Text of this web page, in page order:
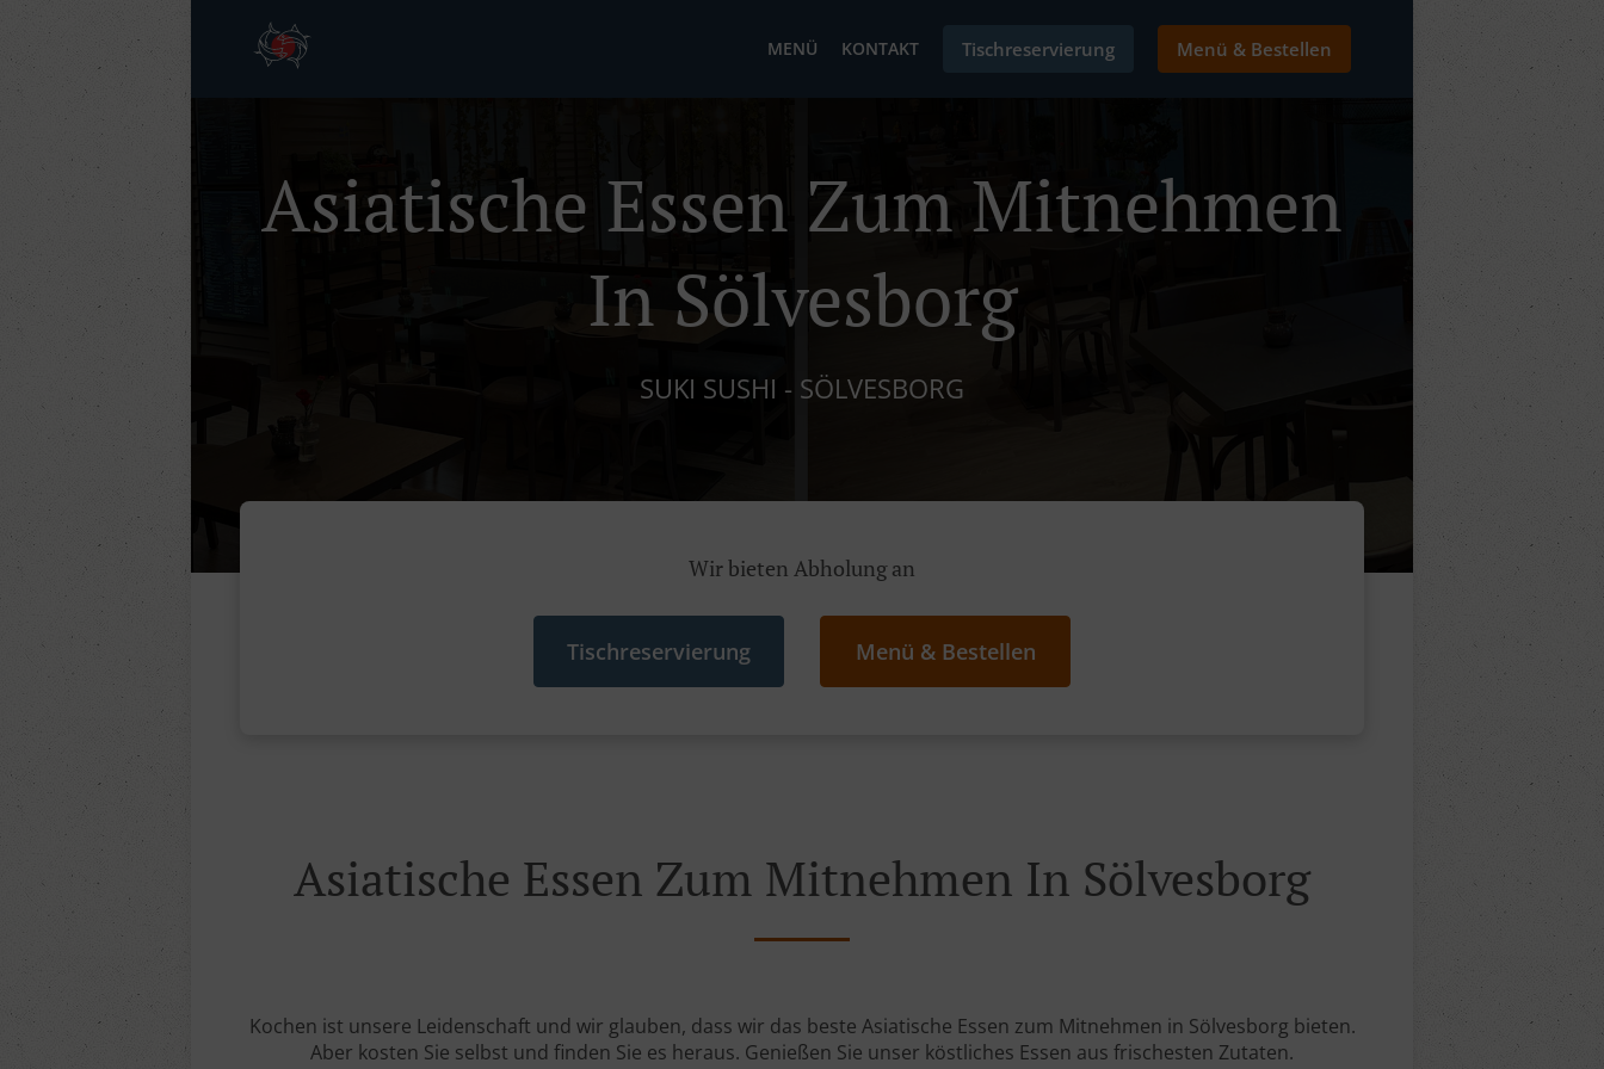
MENÜ KONTAKT Tischreservierung Menü & Bestellen
Asiatische Essen Zum Mitnehmen
In Sölvesborg
SUKI SUSHI - SÖLVESBORG
Wir bieten Abholung an
Tischreservierung Menü & Bestellen
Asiatische Essen Zum Mitnehmen In Sölvesborg
Kochen ist unsere Leidenschaft und wir glauben, dass wir das beste Asiatische Essen zum Mitnehmen in Sölvesborg bieten.
Aber kosten Sie selbst und finden Sie es heraus. Genießen Sie unser köstliches Essen aus frischesten Zutaten.